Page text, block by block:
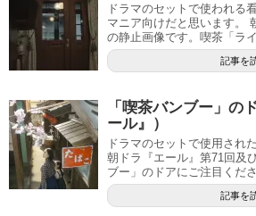
ドラマのセットで使われる
マニア向けだと思います。
の静止画像です。喫茶「ラ
記事を
「喫茶バンブー」の
ール』）
ドラマのセットで使用され
朝ドラ『エール』第71回及
ブー」のドアにご注目くだ
記事を